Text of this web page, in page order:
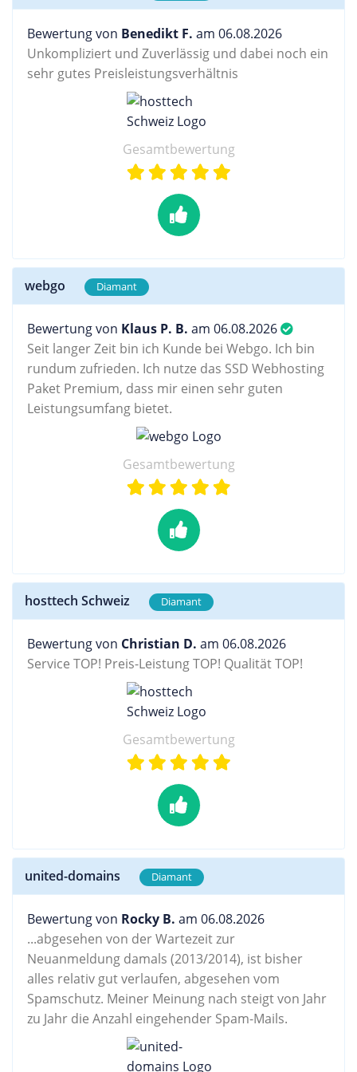
Bewertung von Benedikt F. am 06.08.2026
Unkompliziert und Zuverlässig und dabei noch ein
sehr gutes Preisleistungsverhältnis
Gesamtbewertung
webgo Diamant
Bewertung von Klaus P. B. am 06.08.2026
Seit langer Zeit bin ich Kunde bei Webgo. Ich bin
rundum zufrieden. Ich nutze das SSD Webhosting
Paket Premium, dass mir einen sehr guten
Leistungsumfang bietet.
Gesamtbewertung
hosttech Schweiz Diamant
Bewertung von Christian D. am 06.08.2026
Service TOP! Preis-Leistung TOP! Qualität TOP!
Gesamtbewertung
united-domains Diamant
Bewertung von Rocky B. am 06.08.2026
...abgesehen von der Wartezeit zur
Neuanmeldung damals (2013/2014), ist bisher
alles relativ gut verlaufen, abgesehen vom
Spamschutz. Meiner Meinung nach steigt von Jahr
zu Jahr die Anzahl eingehender Spam-Mails.